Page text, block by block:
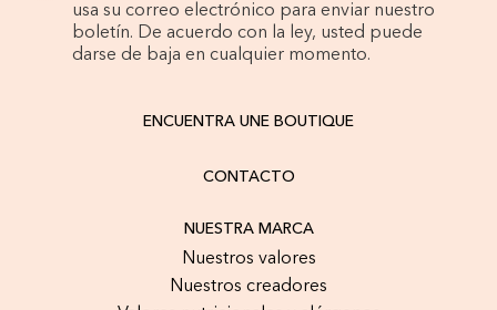
usa su correo electrónico para enviar nuestro
boletín. De acuerdo con la ley, usted puede
darse de baja en cualquier momento.
ENCUENTRA UNE BOUTIQUE
CONTACTO
NUESTRA MARCA
Nuestros valores
Nuestros creadores